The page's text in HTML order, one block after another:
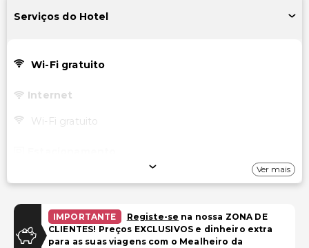
Serviços do Hotel
Wi-Fi gratuito
Internet
Wi-Fi gratuito
Instalações
Salas de reunião
Ver mais
IMPORTANTE Registe-se na nossa ZONA DE
CLIENTES! Preços EXCLUSIVOS e dinheiro extra
para as suas viagens com o Mealheiro da